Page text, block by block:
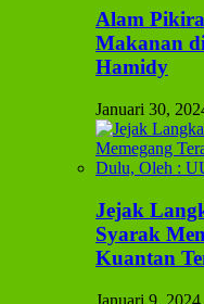
Alam
Makanan
Hamidy
Januari 30,
Jejak
Syarak
Kuantan
Januari 9, 2024